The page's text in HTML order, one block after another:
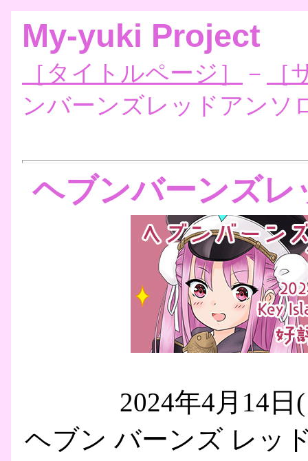
My-yuki Project
［タイトルページ］ －
［
ンバーンズレッドアンソ
ヘブンバーンズ
2024年4月14日
ヘブン バーンズ レッ